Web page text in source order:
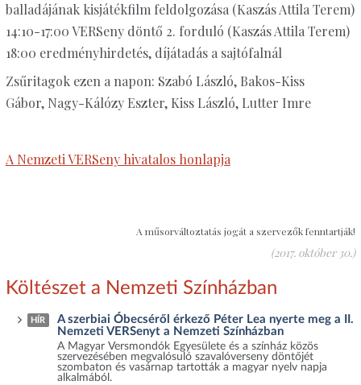
balladájának kisjátékfilm feldolgozása (Kaszás Attila Terem)
14:10-17:00 VERSeny döntő 2. forduló (Kaszás Attila Terem)
18:00 eredményhirdetés, díjátadás a sajtófalnál
Zsűritagok ezen a napon: Szabó László, Bakos-Kiss
Gábor, Nagy-Kálózy Eszter, Kiss László, Lutter Imre
A Nemzeti VERSeny hivatalos honlapja
A műsorváltoztatás jogát a szervezők fenntartják!
(2017. október 30.)
Költészet a Nemzeti Színházban
HÍR
A szerbiai Óbecséről érkező Péter Lea nyerte meg a II.
Nemzeti VERSenyt a Nemzeti Színházban
A Magyar Versmondók Egyesülete és a színház közös
szervezésében megvalósuló szavalóverseny döntőjét
szombaton és vasárnap tartották a magyar nyelv napja
alkalmából.